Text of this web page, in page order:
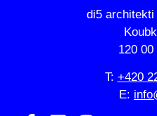
di5
120 00
T: +420
E: